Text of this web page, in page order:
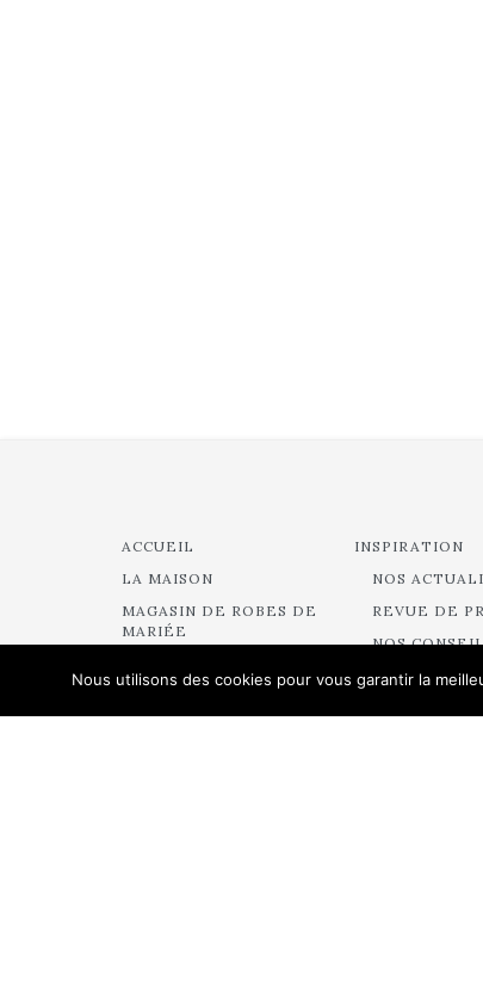
ACCUEIL
LA MAISON
MAGASIN DE ROBES DE
MARIÉE
RENDEZ-VOUS
INSPIRATION
NOS
REVUE DE
NOS
BACKSTAGE
Nous utilisons des cookies pour vous garantir la